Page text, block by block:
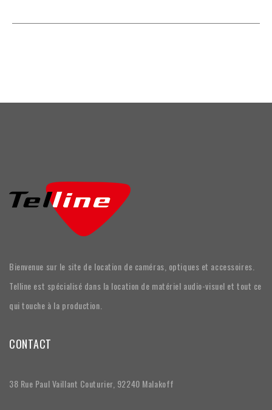
Bienvenue sur le site de location de caméras, optiques et accessoires.
Telline est spécialisé dans la location de matériel audio-visuel et tout ce
qui touche à la production.
CONTACT
38 Rue Paul Vaillant Couturier, 92240 Malakoff